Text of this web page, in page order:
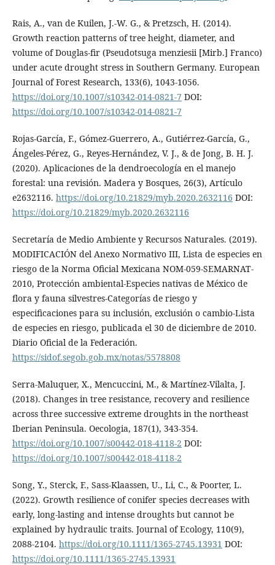
Rais, A., van de Kuilen, J.-W. G., & Pretzsch, H. (2014).
Growth reaction patterns of tree height, diameter, and
volume of Douglas-fir (Pseudotsuga menziesii [Mirb.] Franco)
under acute drought stress in Southern Germany. European
Journal of Forest Research, 133(6), 1043-1056.
https://doi.org/10.1007/s10342-014-0821-7 DOI:
https://doi.org/10.1007/s10342-014-0821-7
Rojas-García, F., Gómez-Guerrero, A., Gutiérrez-García, G.,
Ángeles-Pérez, G., Reyes-Hernández, V. J., & de Jong, B. H. J.
(2020). Aplicaciones de la dendroecología en el manejo
forestal: una revisión. Madera y Bosques, 26(3), Artículo
e2632116. https://doi.org/10.21829/myb.2020.2632116 DOI:
https://doi.org/10.21829/myb.2020.2632116
Secretaría de Medio Ambiente y Recursos Naturales. (2019).
MODIFICACIÓN del Anexo Normativo III, Lista de especies en
riesgo de la Norma Oficial Mexicana NOM-059-SEMARNAT-
2010, Protección ambiental-Especies nativas de México de
flora y fauna silvestres-Categorías de riesgo y
especificaciones para su inclusión, exclusión o cambio-Lista
de especies en riesgo, publicada el 30 de diciembre de 2010.
Diario Oficial de la Federación.
https://sidof.segob.gob.mx/notas/5578808
Serra-Maluquer, X., Mencuccini, M., & Martínez-Vilalta, J.
(2018). Changes in tree resistance, recovery and resilience
across three successive extreme droughts in the northeast
Iberian Peninsula. Oecologia, 187(1), 343-354.
https://doi.org/10.1007/s00442-018-4118-2 DOI:
https://doi.org/10.1007/s00442-018-4118-2
Song, Y., Sterck, F., Sass-Klaassen, U., Li, C., & Poorter, L.
(2022). Growth resilience of conifer species decreases with
early, long-lasting and intense droughts but cannot be
explained by hydraulic traits. Journal of Ecology, 110(9),
2088-2104. https://doi.org/10.1111/1365-2745.13931 DOI:
https://doi.org/10.1111/1365-2745.13931